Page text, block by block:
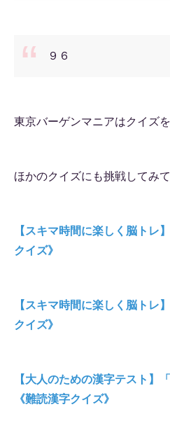
９６
東京バーゲンマニアはクイズ
ほかのクイズにも挑戦してみて
【スキマ時間に楽しく脳トレ
クイズ》
【スキマ時間に楽しく脳トレ
クイズ》
【大人のための漢字テスト】
《難読漢字クイズ》